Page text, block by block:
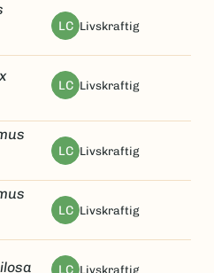
LC livskraftig
LC livskraftig
LC livskraftig
LC livskraftig
LC livskraftig